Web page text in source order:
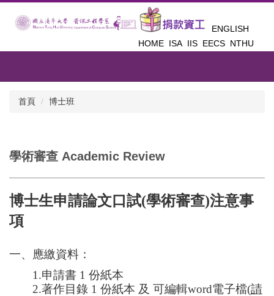
ENGLISH
HOME ISA IIS EECS NTHU
首頁 博士班
學術審查 Academic Review
博士生申請論文口試(學術審查)注意事
項
一、應繳資料：
1.申請書1 份紙本
2.著作目錄1 份紙本 及 可編輯word電子檔(請